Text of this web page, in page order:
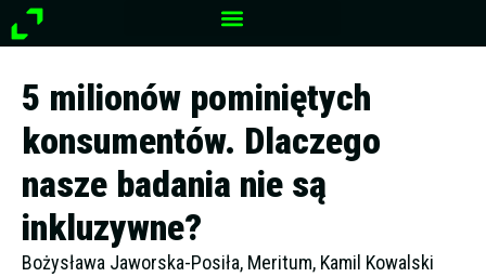
Przejdź
do
5 milionów pominiętych
konsumentów. Dlaczego
nasze badania nie są
inkluzywne?
Bożysława Jaworska-Posiła, Meritum, Kamil Kowalski